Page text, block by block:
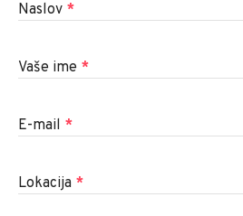
Naslov *
Vaše ime *
E-mail *
Lokacija *